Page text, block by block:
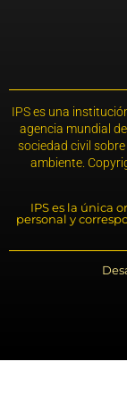
IPS es una
agencia mundial
sociedad civil
ambiente.
IPS es la única
personal y